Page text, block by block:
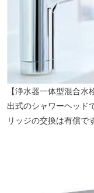
【浄水器一体型混合
出式のシャワーヘッド
リッジの交換は有償で